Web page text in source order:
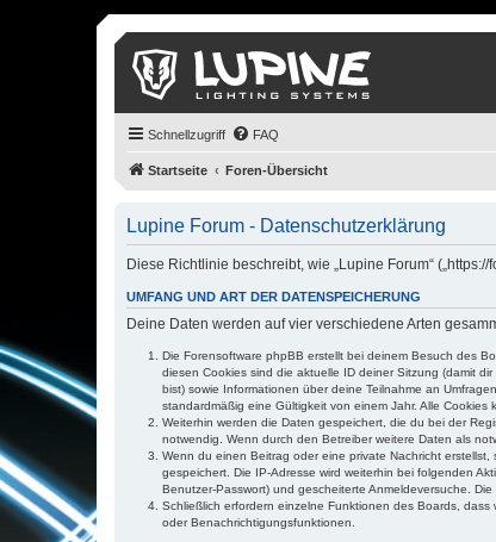
Schnellzugriff FAQ
Startseite Foren-Übersicht
Lupine Forum - Datenschutzerklärung
Diese Richtlinie beschreibt, wie „Lupine Forum“
UMFANG UND ART DER DATENSPEICHERUNG
Deine Daten werden auf vier verschiedene Arten
Die Forensoftware phpBB erstellt bei deinem Besuch des
diesen Cookies sind die aktuelle ID deiner Sitzung (damit
bist) sowie Informationen über deine Teilnahme an
standardmäßig eine Gültigkeit von einem Jahr. Alle Cookies
Weiterhin werden die Daten gespeichert, die du bei der
notwendig. Wenn durch den Betreiber weitere Daten als
Wenn du einen Beitrag oder eine private Nachricht
gespeichert. Die IP-Adresse wird weiterhin bei folgenden
Benutzer-Passwort) und gescheiterte Anmeldeversuche.
Schließlich erfordern einzelne Funktionen des Boards,
oder Benachrichtigungsfunktionen.